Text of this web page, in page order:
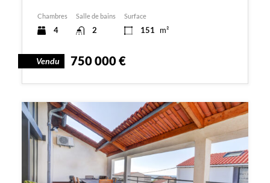
Chambres
4
Salle de bains
2
Surface
151 m²
Vendu 750 000 €